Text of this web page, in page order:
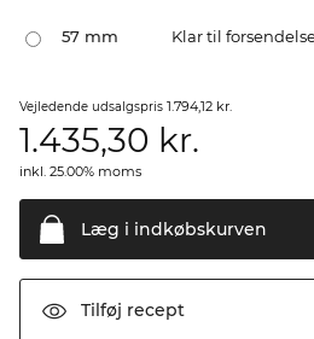
57 mm Klar til
Vejledende udsalgspris 1.794,12 kr.
1.435,30 kr.
inkl. 25.00% moms
Læg i indkøbskurven
Tilføj recept